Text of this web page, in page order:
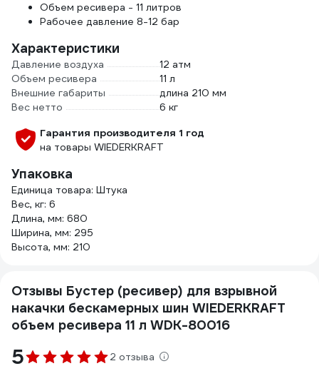
Объем ресивера - 11 литров
Рабочее давление 8-12 бар
Характеристики
Давление воздуха
12 атм
Объем ресивера
11 л
Внешние габариты
длина 210 мм
Вес нетто
6 кг
Гарантия производителя 1 год
на товары WIEDERKRAFT
Упаковка
Единица товара: Штука
Вес, кг: 6
Длина, мм: 680
Ширина, мм: 295
Высота, мм: 210
Отзывы Бустер (ресивер) для взрывной
накачки бескамерных шин WIEDERKRAFT
объем ресивера 11 л WDK-80016
5 2 отзыва